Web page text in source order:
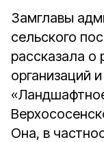
Замглавы
сельского
рассказала
организаций
Она, в